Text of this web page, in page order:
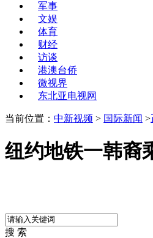
军事
文娱
体育
财经
访谈
港澳台侨
微视界
东北亚电视网
当前位置： 中新视频 > 国际新闻 >
纽约地铁一韩裔
搜 索